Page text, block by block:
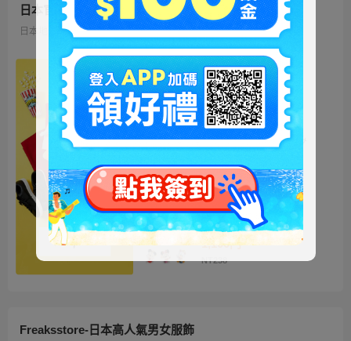
日本官方迪士尼商城
日本地區限定販售的迪士尼商品 多種品類、角色商品供您挑選
ミッキー ファートート
2WAY Fur Tote
4,500円
NT973
ベイマックス ぬいぐるみ
うるぽちゃちゃん
1,300円
NT281
ディズニーキャラクター
シークレットストラップ
迎春コレクション
1,100円
NT238
Freaksstore-日本高人氣男女服飾